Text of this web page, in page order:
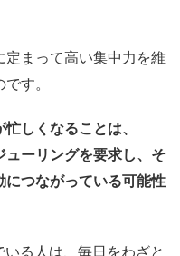
まって高い集中力を維
す。
しくなることは、
ーリングを要求し、そ
つながっている可能性
る人は、毎日をわざと